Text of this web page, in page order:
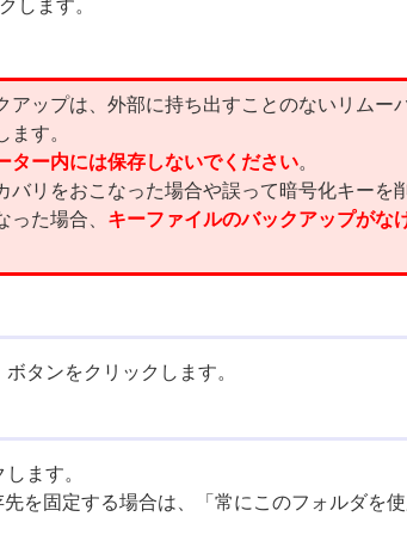
します。
アップは、外部に持ち出すことのないリムー
す。
ター内には保存しないでください。
バリをおこなった場合や誤って暗号化キー
った場合、 キーファイルのバックアップがな
タンをクリックします。
ます。
を固定する場合は、「常にこのフォルダを